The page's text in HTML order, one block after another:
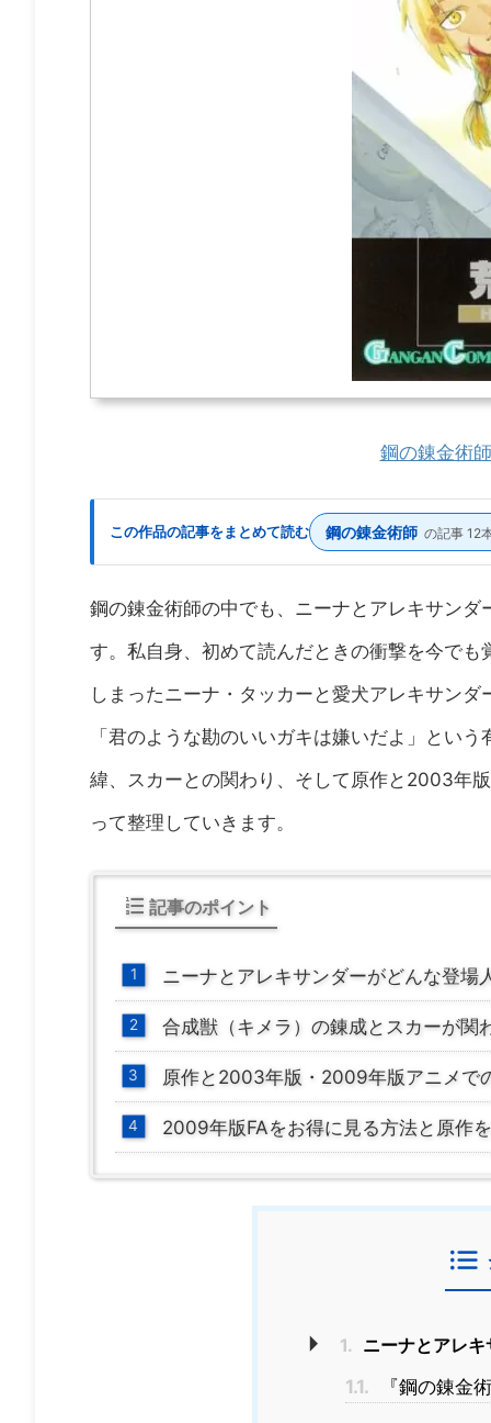
鋼の錬金術
この作品の記事をまとめて読む 鋼の錬金術師 の記事 12
鋼の錬金術師の中でも、ニーナとアレキサン
す。私自身、初めて読んだときの衝撃を今で
しまったニーナ・タッカーと愛犬アレキサン
「君のような勘のいいガキは嫌いだよ」とい
緯、スカーとの関わり、そして原作と2003年
って整理していきます。
記事のポイント
ニーナとアレキサンダーがどんな登場
合成獣（キメラ）の錬成とスカーが関
原作と2003年版・2009年版アニメで
2009年版FAをお得に見る方法と原作
1. ニーナとアレ
1.1.
『鋼の錬金